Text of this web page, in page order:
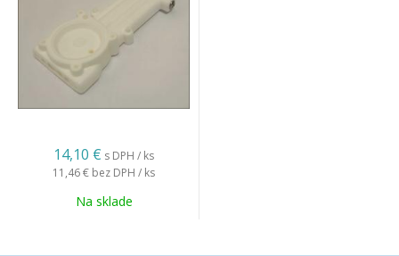
14,10 € s DPH / ks
11,46 € bez DPH / ks
Na sklade